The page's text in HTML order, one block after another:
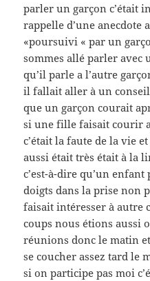
parler un garçon c’était
rappelle d’une anecdote
«poursuivi « par un
sommes allé parler avec
qu’il parle a l’autre
il fallait aller à un
que un garçon courait
si une fille faisait courir
c’était la faute de la vie
aussi était très était à la
c’est-à-dire qu’un
doigts dans la prise non
faisait intéresser à autre
coups nous étions aussi
réunions donc le matin
se coucher assez tard le
si on participe pas moi